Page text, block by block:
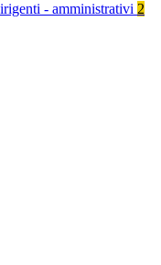
- amministrativi 2